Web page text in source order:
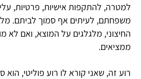
למטרה, להתקפות אישיות, פרטיות,
משפחתם, לעיתים אף סמוך לביתם.
החיצוני, מלגלגים על המוצא, ואם לא
ממציאים.
רוע זה, שאני קורא לו רוע פוליטי,